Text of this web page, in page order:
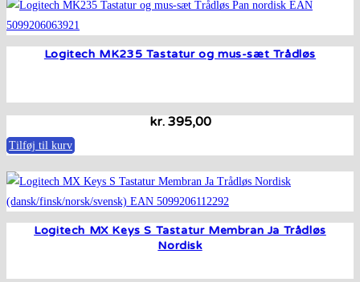
Logitech MK235 Tastatur og mus-sæt Trådløs
kr.395,00
Tilføj til kurv
Logitech MX Keys S Tastatur Membran Ja Trådløs
Nordisk